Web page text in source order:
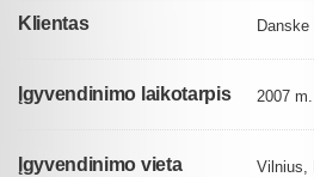
Klientas Danske
Įgyvendinimo laikotarpis 2007 m.
Įgyvendinimo vieta Vilnius,